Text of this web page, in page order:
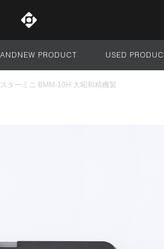
PRODUCT USED
ターミニ BMM-10H 大昭和精機製